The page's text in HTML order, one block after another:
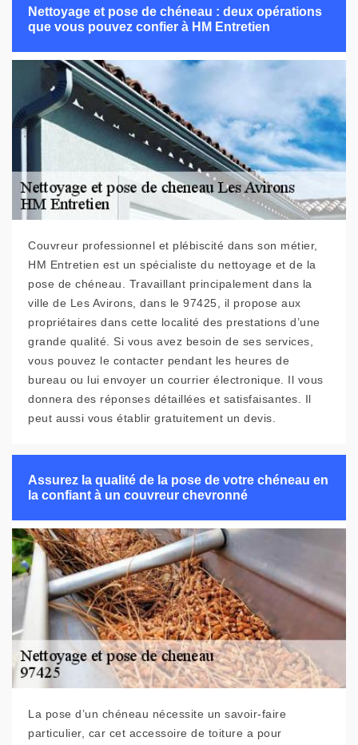
Nettoyage et pose de chéneau : deux opérations
que vous pouvez confier à HM Entretien
Couvreur professionnel et plébiscité dans son métier,
HM Entretien est un spécialiste du nettoyage et de la
pose de chéneau. Travaillant principalement dans la
ville de Les Avirons, dans le 97425, il propose aux
propriétaires dans cette localité des prestations d’une
grande qualité. Si vous avez besoin de ses services,
vous pouvez le contacter pendant les heures de
bureau ou lui envoyer un courrier électronique. Il vous
donnera des réponses détaillées et satisfaisantes. Il
peut aussi vous établir gratuitement un devis.
Assurez la qualité de la pose de votre chéneau en
la confiant à un couvreur chevronné
La pose d’un chéneau nécessite un savoir-faire
particulier, car cet accessoire de toiture a pour